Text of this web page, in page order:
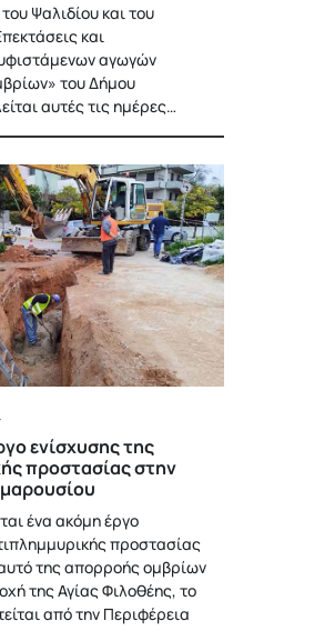
Ψαλιδίου και του
και
αγωγών
του Δήμου
αυτές τις ημέρες…
ενίσχυσης της
προστασίας στην
ένα ακόμη έργο
προστασίας
της απορροής ομβρίων
της Αγίας Φιλοθέης, το
από την Περιφέρεια